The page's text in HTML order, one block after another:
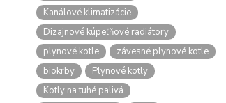
Kanálové klimatizácie
Dizajnové kúpeľňové radiátory
plynové kotle
závesné plynové kotle
biokrby
Plynové kotly
Kotly na tuhé palivá